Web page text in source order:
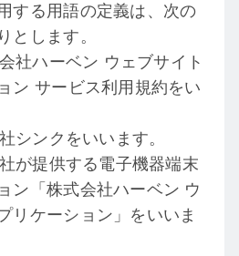
する用語の定義は、次の
とします。
社ハーベン ウェブサイト
ン サービス利用規約をい
シンクをいいます。
が提供する電子機器端末
ン「株式会社ハーベン ウ
リケーション」をいいま